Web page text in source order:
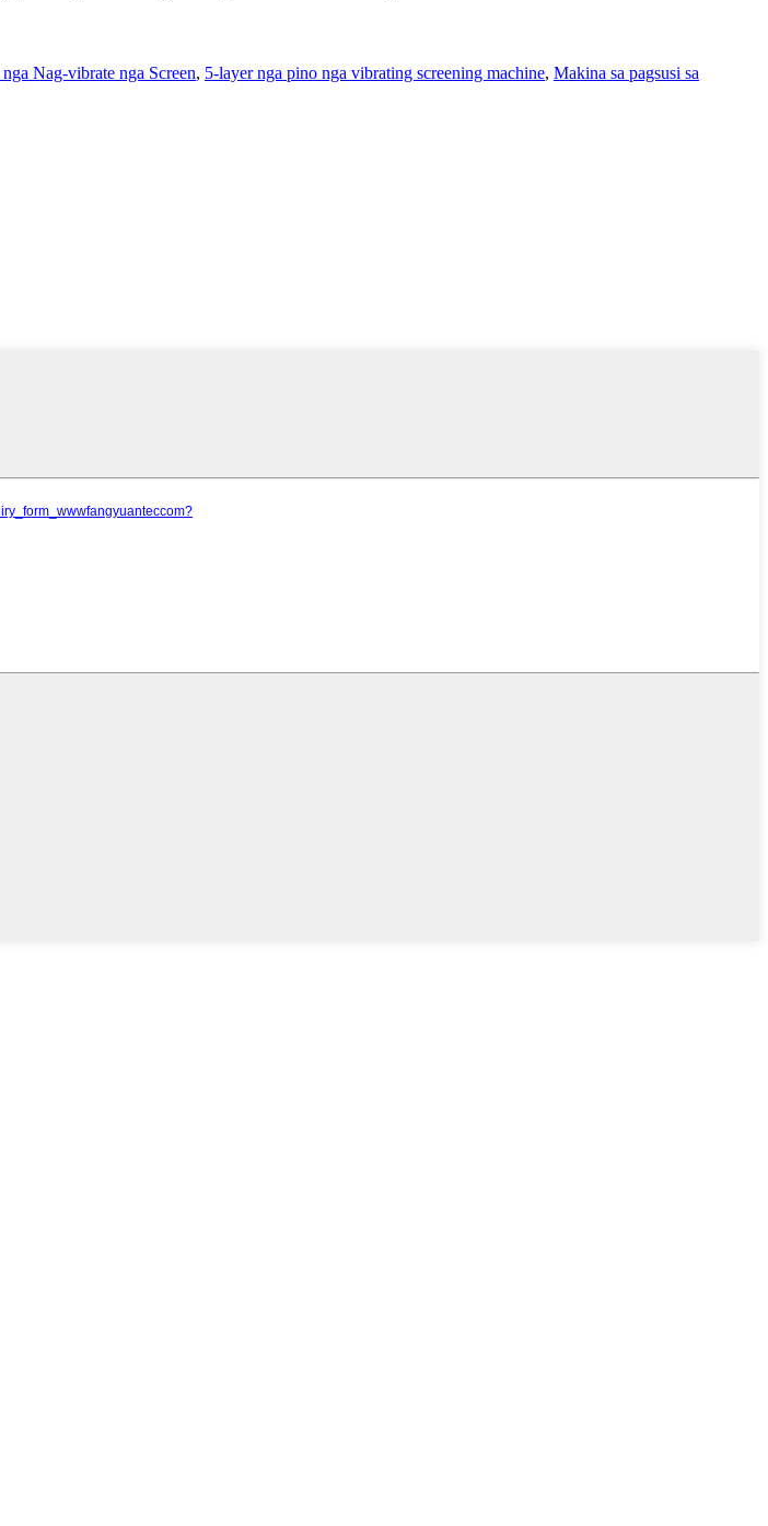
Nag-vibrate nga Screen, 5-layer nga pino nga vibrating screening machine, Makina sa pagsusi sa